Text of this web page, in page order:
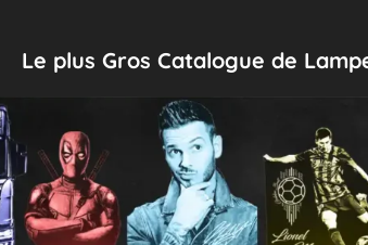
Le plus Gros Catalogue de